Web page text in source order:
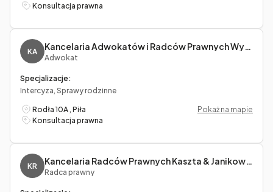
Konsultacja prawna
KA
Adwokat
Specjalizacje:
Intercyza, Sprawy rodzinne
Rodła 10A , Piła
Pokaż na mapie
Konsultacja prawna
KR
Radca prawny